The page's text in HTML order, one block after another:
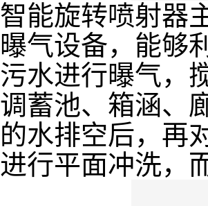
智能旋转喷射器
曝气设备，能够
污水进行曝气，
调蓄池、箱涵、
的水排空后，再
进行平面冲洗，